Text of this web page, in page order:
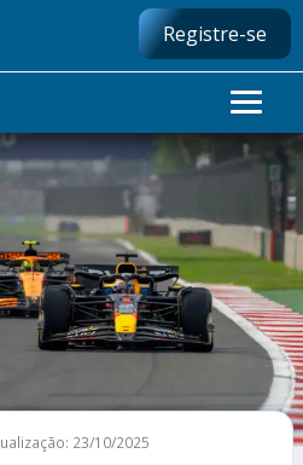
Registre-se
23/10/2025